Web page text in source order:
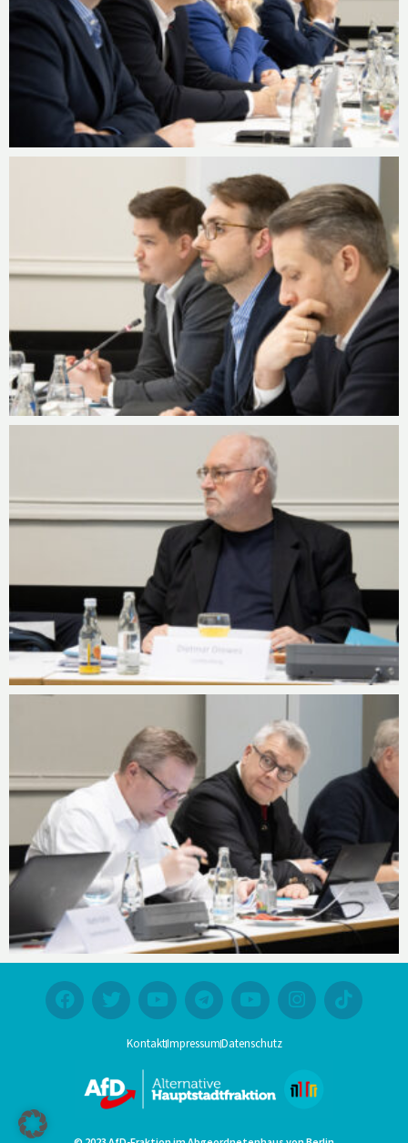
KontaktImpressumDatenschutz